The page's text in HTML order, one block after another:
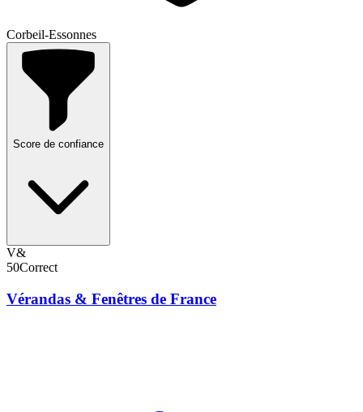
Corbeil-Essonnes
Score de confiance
V&
50Correct
Vérandas & Fenêtres de France